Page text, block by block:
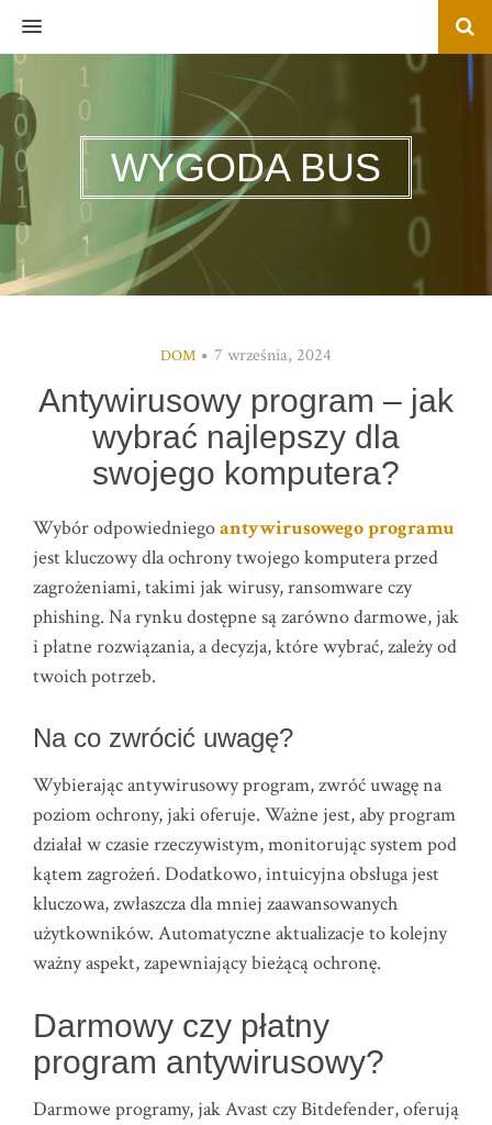
MENU
WYGODA BUS
DOM 7 września, 2024
Antywirusowy program – jak
wybrać najlepszy dla
swojego komputera?
Wybór odpowiedniegoantywirusowego programu
jest kluczowy dla ochrony twojego komputera przed
zagrożeniami, takimi jak wirusy, ransomware czy
phishing. Na rynku dostępne są zarówno darmowe, jak
i płatne rozwiązania, a decyzja, które wybrać, zależy od
twoich potrzeb.
Na co zwrócić uwagę?
Wybierając antywirusowy program, zwróć uwagę na
poziom ochrony, jaki oferuje. Ważne jest, aby program
działał w czasie rzeczywistym, monitorując system pod
kątem zagrożeń. Dodatkowo, intuicyjna obsługa jest
kluczowa, zwłaszcza dla mniej zaawansowanych
użytkowników. Automatyczne aktualizacje to kolejny
ważny aspekt, zapewniający bieżącą ochronę.
Darmowy czy płatny
program antywirusowy?
Darmowe programy, jak Avast czy Bitdefender, oferują